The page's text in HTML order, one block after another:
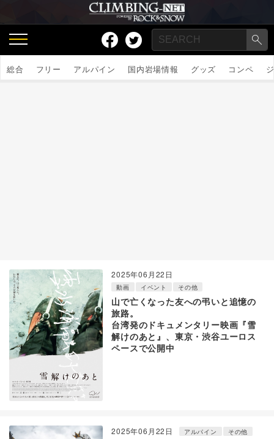
総合 フリー アルパイン 国内岩場情報 グッズ コンペ
2025年06月22日
動画 イベント その他
山で亡くなった友への弔いと追憶の
旅路。
台湾発のドキュメンタリー映画『雪
解けのあと』、東京・渋谷ユーロス
ペースで公開中
2025年06月22日 アルパイン その他